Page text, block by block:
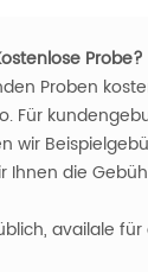
Probe?
Proben
Für
wir
Ihnen die
availale für